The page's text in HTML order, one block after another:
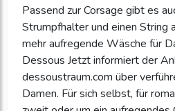
Passend zur Corsage gibt es
Strumpfhalter und einen String
mehr aufregende Wäsche für
Dessous Jetzt informiert der
dessoustraum.com über
Damen. Für sich selbst, für